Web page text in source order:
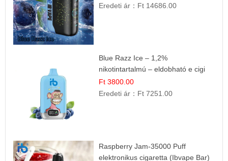
Eredeti ár： Ft 14686.00
Blue Razz Ice – 1,2%
nikotintartalmú – eldobható e cigi
Ft 3800.00
Eredeti ár： Ft 7251.00
Raspberry Jam-35000 Puff
elektronikus cigaretta (Ibvape Bar)